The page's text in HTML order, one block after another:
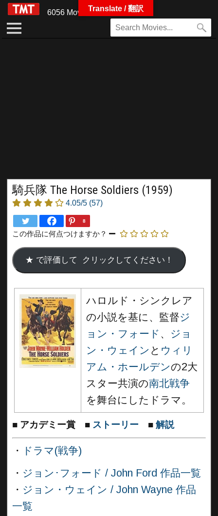
6056 Movies
騎兵隊 The Horse Soldiers (1959)
4.05/5 (57)
8
この作品に何点つけますか？
ハロルド・シンクレア
の小説を基に、監督ジ
ョン・フォード 、 ジョ
ン・ウェイン と ウィリ
アム・ホールデンの2大
スター共演の南北戦争
を舞台にしたドラマ。
■ アカデミー賞 ■ ストーリー ■ 解説
・
ドラマ(戦争)
・ ジョン･フォード / John Ford 作品一覧
・ ジョン・ウェイン / John Wayne 作品
一覧
Translate / 翻訳